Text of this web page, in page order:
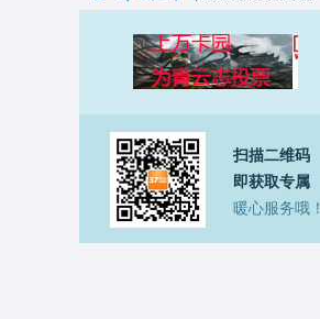
扫描二维码
即获取专属
暖心服务哦！